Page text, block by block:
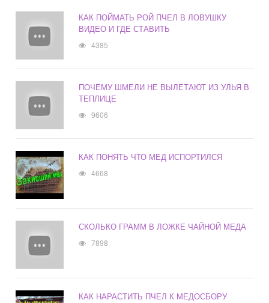
КАК ПОЙМАТЬ РОЙ ПЧЕЛ В ЛОВУШКУ
ВИДЕО И ГДЕ СТАВИТЬ
4385
ПОЧЕМУ ШМЕЛИ НЕ ВЫЛЕТАЮТ ИЗ УЛЬЯ В
ТЕПЛИЦЕ
9606
КАК ПОНЯТЬ ЧТО МЕД ИСПОРТИЛСЯ
4668
СКОЛЬКО ГРАММ В ЛОЖКЕ ЧАЙНОЙ МЕДА
7898
КАК НАРАСТИТЬ ПЧЕЛ К МЕДОСБОРУ